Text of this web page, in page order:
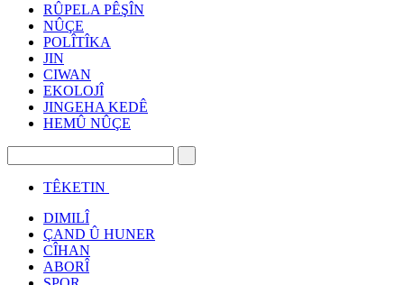
RÛPELA PÊŞÎN
NÛÇE
POLÎTÎKA
JIN
CIWAN
EKOLOJÎ
JINGEHA KEDÊ
HEMÛ NÛÇE
TÊKETIN
DIMILÎ
ÇAND Û HUNER
CÎHAN
ABORÎ